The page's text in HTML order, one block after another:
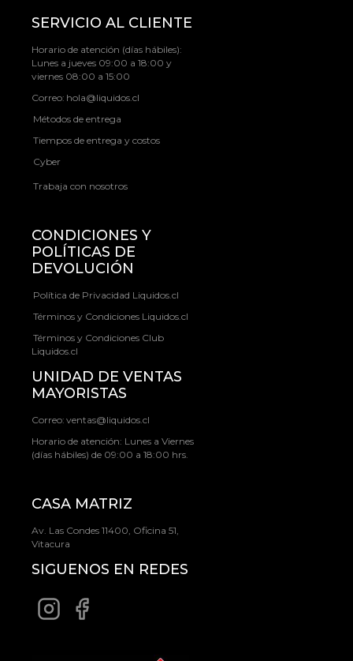
SERVICIO AL CLIENTE
Horario de atención (días hábiles):
Lunes a jueves 09:00 a 18:00 y
viernes 08:00 a 15:00
Correo: hola@liquidos.cl
Métodos de entrega
Tiempos de entrega y costos
Cyber
Trabaja con nosotros
CONDICIONES Y
POLÍTICAS DE
DEVOLUCIÓN
Política de Privacidad Liquidos.cl
Términos y Condiciones Liquidos.cl
Términos y Condiciones Club
Liquidos.cl
UNIDAD DE VENTAS
MAYORISTAS
Correo: ventas@liquidos.cl
Horario de atención: Lunes a Viernes
(días hábiles) de 09:00 a 18:00 hrs.
CASA MATRIZ
Av. Las Condes 11400, Oficina 51,
Vitacura
SIGUENOS EN REDES